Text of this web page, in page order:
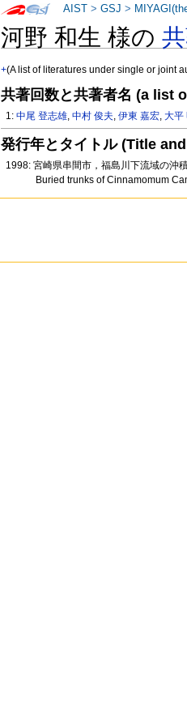
河野 和生 様の
+(A list of literatures under single or joint
共著回数と共著者名 (a list
1:中尾 登志雄,中村 俊夫,伊東 嘉宏,大平
発行年とタイトル (Title
1998: 宮崎県串間市，福島川下流域の沖
Buried trunks of Cinnamomum
AIST >GSJ >